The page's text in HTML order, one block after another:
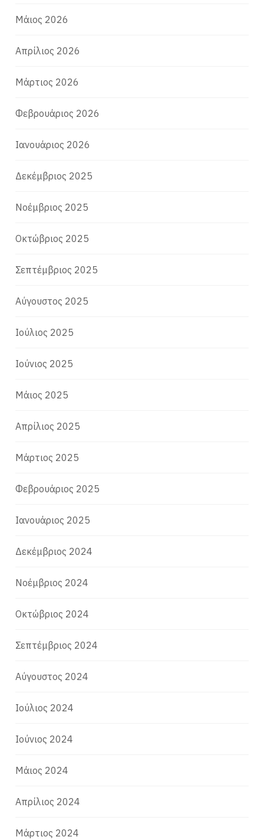
Μάιος 2026
Απρίλιος 2026
Μάρτιος 2026
Φεβρουάριος 2026
Ιανουάριος 2026
Δεκέμβριος 2025
Νοέμβριος 2025
Οκτώβριος 2025
Σεπτέμβριος 2025
Αύγουστος 2025
Ιούλιος 2025
Ιούνιος 2025
Μάιος 2025
Απρίλιος 2025
Μάρτιος 2025
Φεβρουάριος 2025
Ιανουάριος 2025
Δεκέμβριος 2024
Νοέμβριος 2024
Οκτώβριος 2024
Σεπτέμβριος 2024
Αύγουστος 2024
Ιούλιος 2024
Ιούνιος 2024
Μάιος 2024
Απρίλιος 2024
Μάρτιος 2024